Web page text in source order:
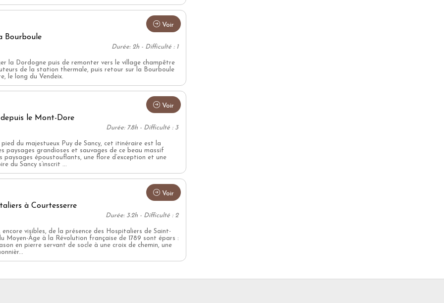
flore
invasives
Voir
Bourboule
Durée: 2h - Difficulté : 1
la Dordogne puis de remonter vers le village champêtre
de la station thermale, puis retour sur la Bourboule
le long du Vendeix.
Voir
le Mont-Dore
Durée: 7.8h - Difficulté : 3
du majestueux Puy de Sancy, cet itinéraire est la
paysages grandioses et sauvages de ce beau massif
paysages époustouflants, une flore d’exception et une
du Sancy s’inscrit ...
Voir
à Courtesserre
Durée: 3.2h - Difficulté : 2
encore visibles, de la présence des Hospitaliers de Saint-
Moyen-Âge à la Révolution française de 1789 sont épars :
en pierre servant de socle à une croix de chemin, une